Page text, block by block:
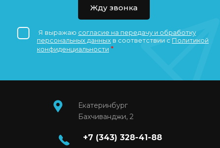
Я выражаю согласие на передачу и обработку
персональных данных в соответствии с Политикой
конфиденциальности *
Жду звонка
Екатеринбург
Бахчиванджи, 2
+7 (343) 328-41-88